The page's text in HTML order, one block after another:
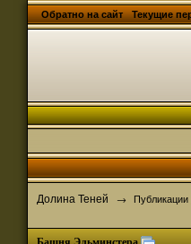
Обратно на сайт Текущие
Долина Теней → Публикации